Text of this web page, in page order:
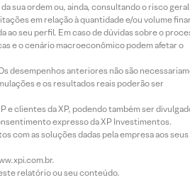
sua ordem ou, ainda, consultando o risco geral
em relação à quantidade e/ou volume
seu perfil. Em caso de dúvidas sobre o
e o cenário macroeconômico podem afetar o
desempenhos anteriores não são
e os resultados reais poderão ser
clientes da XP, podendo também ser
expresso da XP Investimentos.
com as soluções dadas pela empresa aos seus
relatório ou seu conteúdo.